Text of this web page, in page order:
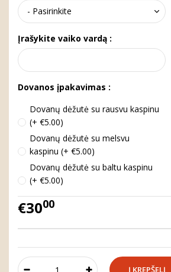
Įrašykite vaiko vardą :
Dovanos įpakavimas :
Dovanų dėžutė su rausvu kaspinu
(+ €5.00)
Dovanų dėžutė su melsvu
kaspinu (+ €5.00)
Dovanų dėžutė su baltu kaspinu
(+ €5.00)
€3000